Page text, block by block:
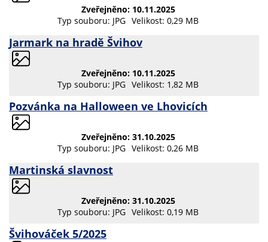
Zveřejněno: 10.11.2025
Typ souboru: JPG Velikost: 0,29 MB
Jarmark na hradě Švihov
Zveřejněno: 10.11.2025
Typ souboru: JPG Velikost: 1,82 MB
Pozvánka na Halloween ve Lhovicích
Zveřejněno: 31.10.2025
Typ souboru: JPG Velikost: 0,26 MB
Martinská slavnost
Zveřejněno: 31.10.2025
Typ souboru: JPG Velikost: 0,19 MB
Švihováček 5/2025